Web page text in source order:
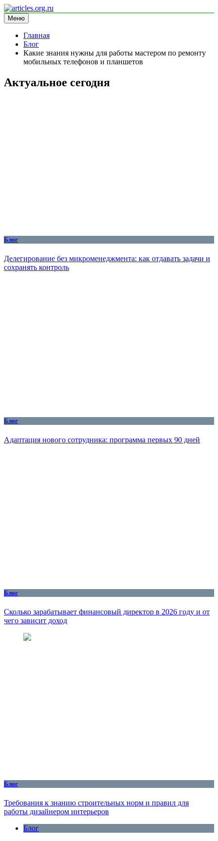
Перейти
к
содержимому
articles.org.ru
информационный сайт
Меню
Главная
Блог
Какие знания нужны для работы мастером по ремонту
мобильных телефонов и планшетов
Актуальное сегодня
Блог
Делегирование без микроменеджмента: как отдавать задачи и
сохранять контроль
Блог
Адаптация нового сотрудника: программа первых 90 дней
Блог
Сколько зарабатывает финансовый директор в 2026 году и от
чего зависит доход
Блог
Требования к знанию строительных норм и правил для
работы дизайнером интерьеров
Блог